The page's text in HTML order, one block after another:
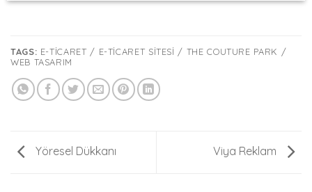
TAGS: E-TICARET / E-TICARET SITESI / THE COUTURE PARK /
WEB TASARIM
Yöresel Dükkanı Viya Reklam